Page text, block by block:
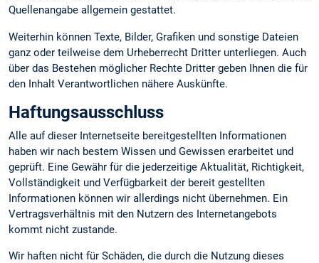
Quellenangabe allgemein gestattet.
Weiterhin können Texte, Bilder, Grafiken und sonstige Dateien
ganz oder teilweise dem Urheberrecht Dritter unterliegen. Auch
über das Bestehen möglicher Rechte Dritter geben Ihnen die für
den Inhalt Verantwortlichen nähere Auskünfte.
Haftungsausschluss
Alle auf dieser Internetseite bereitgestellten Informationen
haben wir nach bestem Wissen und Gewissen erarbeitet und
geprüft. Eine Gewähr für die jederzeitige Aktualität, Richtigkeit,
Vollständigkeit und Verfügbarkeit der bereit gestellten
Informationen können wir allerdings nicht übernehmen. Ein
Vertragsverhältnis mit den Nutzern des Internetangebots
kommt nicht zustande.
Wir haften nicht für Schäden, die durch die Nutzung dieses